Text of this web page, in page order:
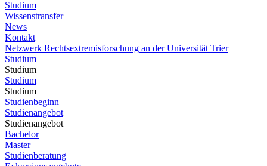
Studium
Wissenstransfer
News
Kontakt
Netzwerk Rechtsextremisforschung an der Universität Trier
Studium
Studium
Studium
Studium
Studienbeginn
Studienangebot
Studienangebot
Bachelor
Master
Studienberatung